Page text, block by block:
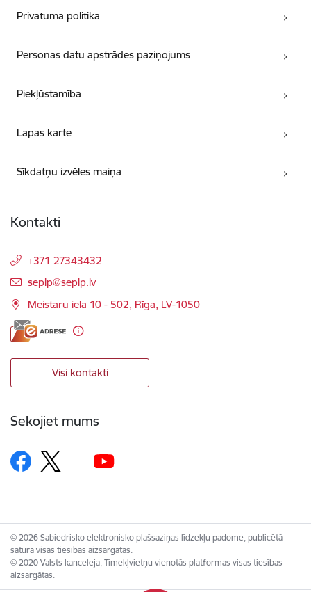
Privātuma politika
Personas datu apstrādes paziņojums
Piekļūstamība
Lapas karte
Sīkdatņu izvēles maiņa
Kontakti
+371 27343432
E-pasts:
seplp@seplp.lv
Meistaru iela 10 - 502, Rīga, LV-1050
Visi kontakti
Sekojiet mums
© 2026 Sabiedrisko elektronisko plašsaziņas līdzekļu padome, publicētā
satura visas tiesības aizsargātas.
© 2020 Valsts kanceleja, Tīmekļvietņu vienotās platformas visas tiesības
aizsargātas.